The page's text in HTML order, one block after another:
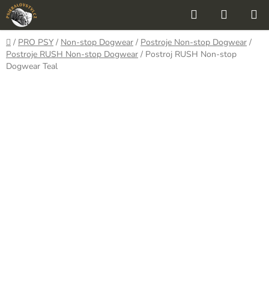
Přejít
na
obsah
Hledat
KOŠÍK
Domů
/ PRO PSY / Non-stop Dogwear / Postroje Non-stop Dogwear /
Postroje RUSH Non-stop Dogwear / Postroj RUSH Non-stop
Dogwear Teal